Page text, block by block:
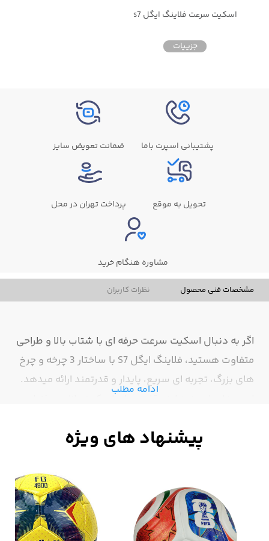
اسکیت سرعت فلاینگ ایگل s7
جزییات
پشتیبانی اسپرت باما ضمانت تعویض سایز
تحویل به موقع پرداخت تهران در محل
مشاوره هنگام خرید
مشخصات فنی محصول نظرات کاربران
اگر به دنبال اسکیت سرعت حرفه ای با شتاب بالا و طراحی
متفاوت هستید، فلاینگ ایگل S7 با ساختار 3 چرخه و چرخ
های بزرگ، تجربه ای سریع، پایدار و قدرتمند ارائه میدهد.
این مدل با رویه هارد مقاوم برای اسکیت بازان حرفه ای و
بررسی اسکیت سرعت فلاینگ
ایگل s7
ادامه مطلب